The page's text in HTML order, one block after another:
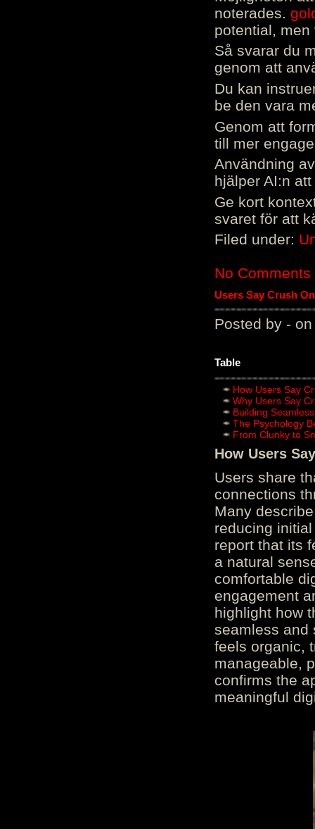
noterades.
potential, men
Så svarar du
genom att
Du kan
be den vara
Genom att
till mer
Användning
hjälper AI:n
Ge kort
svaret för att
Filed under:
No Comments
Users Say Crush
Posted by - on
Table
How Users Say
Why Users Say
Building
The Psychology
From Clunky to
How Users
Users share
connections
Many
reducing
report that its
a natural
comfortable
engagement
highlight how
seamless and
feels organic,
manageable,
confirms the
meaningful